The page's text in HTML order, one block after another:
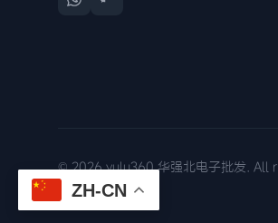
© 2026 yulu360 华强北电子批发. All
ZH-CN